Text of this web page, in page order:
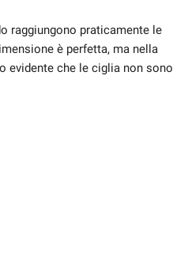
raggiungono praticamente le
è perfetta, ma nella
evidente che le ciglia non sono